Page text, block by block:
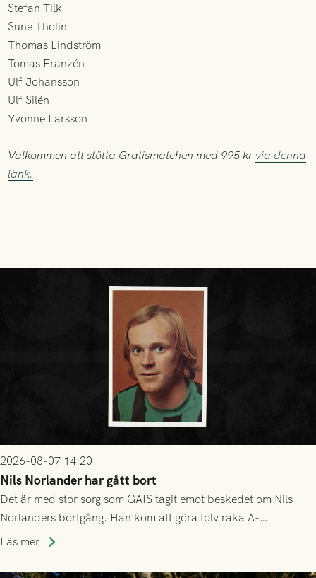
Stefan Tilk
Sune Tholin
Thomas Lindström
Tomas Franzén
Ulf Johansson
Ulf Silén
Yvonne Larsson
Välkommen att stötta Gratismatchen med 995 krvia denna
länk.
2026-08-07 14:20
Nils Norlander har gått bort
Det är med stor sorg som GAIS tagit emot beskedet om Nils
Norlanders bortgång. Han kom att göra tolv raka A-
lagssäsonger i Grönsvart och är en av få spelare som i GAIS
Läs mer